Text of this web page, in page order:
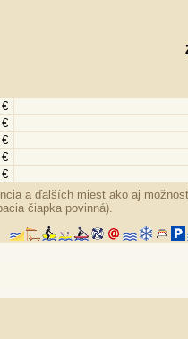
a ďalších miest ako aj
čiapka povinná).